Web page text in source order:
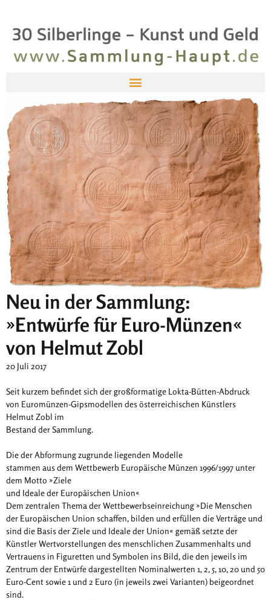
Neu in der Sammlung:
»Entwürfe für Euro-Münzen«
von Helmut Zobl
20 Juli 2017
Seit kurzem befindet sich der großformatige Lokta-Bütten-Abdruck
von Euromünzen-Gipsmodellen des österreichischen Künstlers
Helmut Zobl im
Bestand der Sammlung.
Die der Abformung zugrunde liegenden Modelle
stammen aus dem Wettbewerb Europäische Münzen 1996/1997 unter
dem Motto »Ziele
und Ideale der Europäischen Union«
Dem zentralen Thema der Wettbewerbseinreichung »Die Menschen
der Europäischen Union schaffen, bilden und erfüllen die Verträge und
sind die Basis der Ziele und Ideale der Union« gemäß setzte der
Künstler Wertvorstellungen des menschlichen Zusammenhalts und
Vertrauens in Figuretten und Symbolen ins Bild, die den jeweils im
Zentrum der Entwürfe dargestellten Nominalwerten 1, 2, 5, 10, 20 und 50
Euro-Cent sowie 1 und 2 Euro (in jeweils zwei Varianten) beigeordnet
sind.